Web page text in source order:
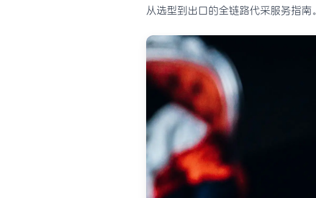
从选型到出口的全链路代采服务指南。